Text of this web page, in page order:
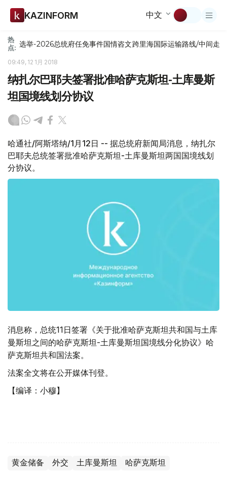
KAZINFORM 中文
热
点: 选举-2026总统府任免事件国情咨文跨里海国际运输路线/中间走廊
09:49, 12 1月 2018
纳扎尔巴耶夫签署批准哈萨克斯坦-土库曼斯
坦国境线划分协议
哈通社/阿斯塔纳/1月12日 -- 据总统府新闻局消息，纳扎尔
巴耶夫总统签署批准哈萨克斯坦-土库曼斯坦两国国境线划
分协议。
消息称，总统11日签署《关于批准哈萨克斯坦共和国与土库
曼斯坦之间的哈萨克斯坦-土库曼斯坦国境线分化协议》哈
萨克斯坦共和国法案。
法案全文将在公开媒体刊登。
【编译：小穆】
黄金储备 外交 土库曼斯坦 哈萨克斯坦